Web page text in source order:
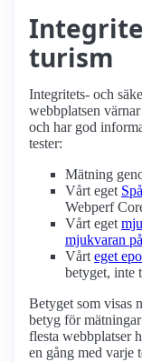
turism
Integritets- och
webbplatsen
och har god
tester:
Mätning
Vårt eget
Webperf
Vårt eget
mjukvaran
Vårt eget
betyget, inte
Betyget som visas
betyg för
flesta webbplatser
en gång med varje